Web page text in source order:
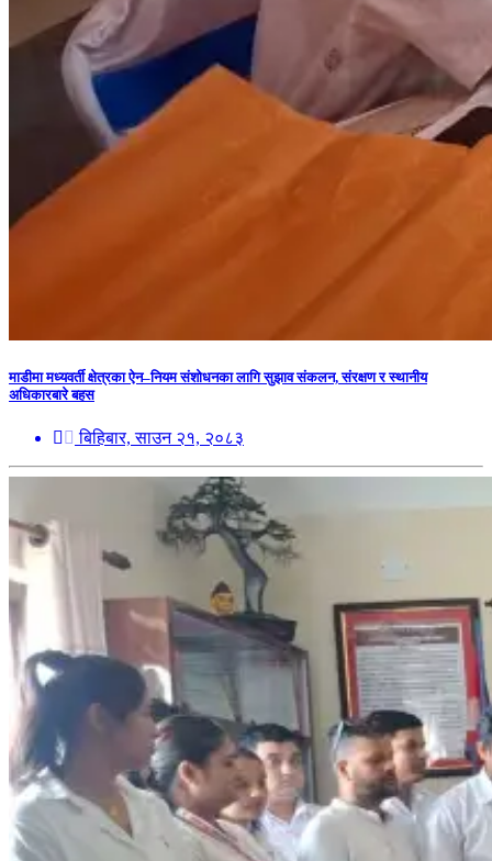
माडीमा मध्यवर्ती क्षेत्रका ऐन–नियम संशोधनका लागि सुझाव संकलन, संरक्षण र स्थानीय
अधिकारबारे बहस
बिहिबार, साउन २१, २०८३